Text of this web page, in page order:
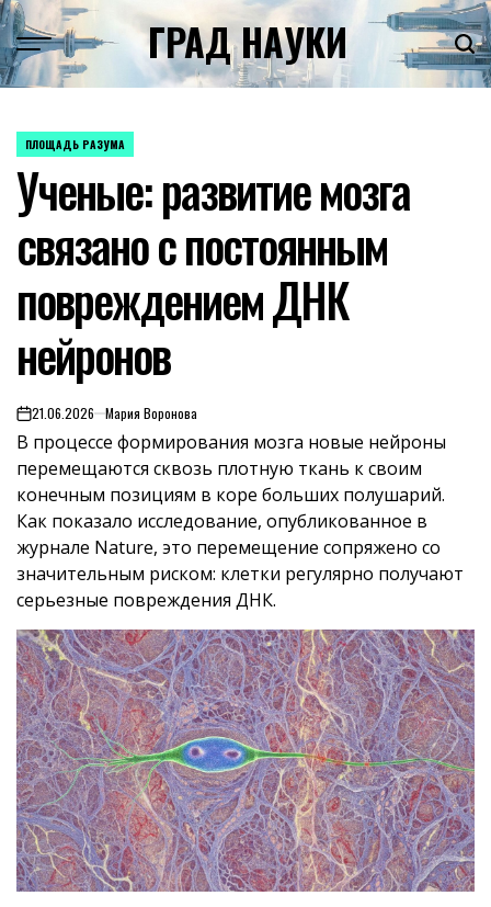
Skip
to
content
ГРАД НАУКИ
POSTED
ПЛОЩАДЬ РАЗУМА
Ученые: развитие мозга
связано с постоянным
повреждением ДНК
нейронов
on21.06.2026 Мария Воронова
В процессе формирования мозга новые нейроны
перемещаются сквозь плотную ткань к своим
конечным позициям в коре больших полушарий.
Как показало исследование, опубликованное в
журнале Nature, это перемещение сопряжено со
значительным риском: клетки регулярно получают
серьезные повреждения ДНК.